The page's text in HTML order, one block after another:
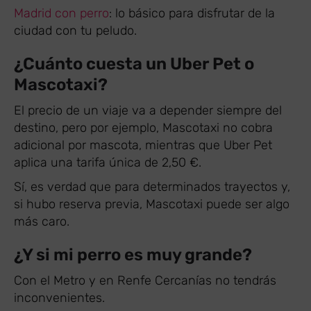
Madrid con perro: lo básico para disfrutar de la
ciudad con tu peludo.
¿Cuánto cuesta un Uber Pet o
Mascotaxi?
El precio de un viaje va a depender siempre del
destino, pero por ejemplo, Mascotaxi no cobra
adicional por mascota, mientras que Uber Pet
aplica una tarifa única de 2,50 €.
Sí, es verdad que para determinados trayectos y,
si hubo reserva previa, Mascotaxi puede ser algo
más caro.
¿Y si mi perro es muy grande?
Con el Metro y en Renfe Cercanías no tendrás
inconvenientes.